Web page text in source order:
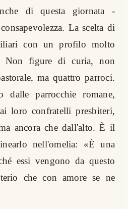
di questa giornata -
La scelta di
con un profilo molto
Non figure di curia, non
ma quattro parroci.
dalle parrocchie romane,
loro confratelli presbiteri,
ancora che dall'alto. È il
nell'omelia: «È una
essi vengono da questo
che con amore se ne